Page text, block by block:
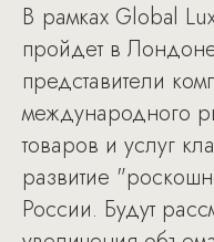
В рамках Global
пройдет в
представители
международного
товаров и услуг
развитие
России. Будут